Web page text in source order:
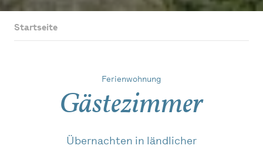
Startseite
Ferienwohnung
Gästezimmer
Übernachten in ländlicher